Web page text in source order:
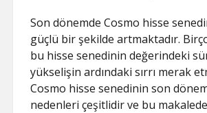
Son dönemde Cosmo hisse
güçlü bir şekilde artmaktadır.
bu hisse senedinin değerindeki
yükselişin ardındaki sırrı merak
Cosmo hisse senedinin son
nedenleri çeşitlidir ve bu